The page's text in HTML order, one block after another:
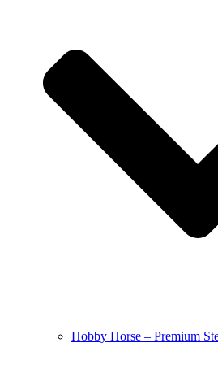
Hobby Horse – Premium